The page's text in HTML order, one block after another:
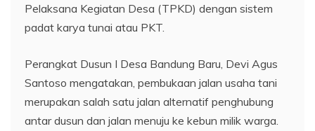
Pelaksana Kegiatan Desa (TPKD) dengan sistem
padat karya tunai atau PKT.
Perangkat Dusun I Desa Bandung Baru, Devi Agus
Santoso mengatakan, pembukaan jalan usaha tani
merupakan salah satu jalan alternatif penghubung
antar dusun dan jalan menuju ke kebun milik warga.